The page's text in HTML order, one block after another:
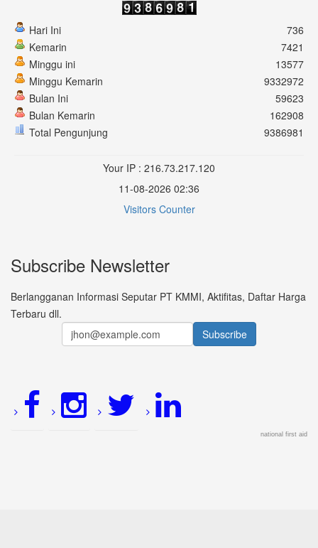
Hari Ini
Kemarin
Minggu ini
Minggu Kemarin
Bulan Ini
Bulan Kemarin
Total Pengunjung
736
7421
13577
9332972
59623
162908
9386981
Your IP : 216.73.217.120
11-08-2026 02:36
Visitors Counter
Subscribe Newsletter
Berlangganan Informasi Seputar PT KMMI, Aktifitas, Daftar Harga
Terbaru dll.
national first aid